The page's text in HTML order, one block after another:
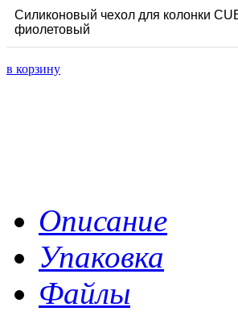
Силиконовый чехол для колонки
фиолетовый
в корзину
Описание
Упаковка
Файлы